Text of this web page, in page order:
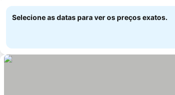
Selecione as datas para ver os preços exatos.